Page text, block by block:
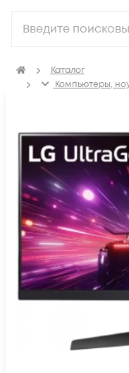
Каталог
Компьютеры,